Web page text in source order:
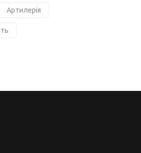
Артилерія